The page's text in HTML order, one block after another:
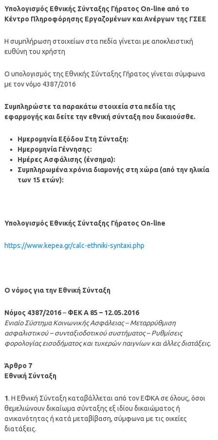
Υπολογισμός Εθνικής Σύνταξης Γήρατος On-line από το
Κέντρο Πληροφόρησης Εργαζομένων και Ανέργων της ΓΣΕΕ
Η συμπλήρωση στοιχείων στα πεδία γίνεται με αποκλειστική
ευθύνη του χρήστη
Ο υπολογισμός της Εθνικής Σύνταξης Γήρατος γίνεται σύμφωνα
με τον νόμο 4387/2016
Συμπληρώστε τα παρακάτω στοιχεία στα πεδία της
εφαρμογής και δείτε την εθνική σύνταξη που δικαιούσθε.
Ημερομηνία Εξόδου Στη Σύνταξη:
Ημερομηνία Γέννησης:
Ημέρες Ασφάλισης (ένσημα):
Συμπληρωμένα χρόνια διαμονής στη χώρα (από την ηλικία
των 15 ετών):
Υπολογισμός Εθνικής Σύνταξης Γήρατος On-line
https://www.kepea.gr/calc-ethniki-syntaxi.php
Ο νόμος για την Εθνική Σύνταξη
Νόμος 4387/2016– ΦΕΚ A 85 – 12.05.2016
Ενιαίο Σύστημα Κοινωνικής Ασφάλειας – Μεταρρύθμιση
ασφαλιστικού – συνταξιοδοτικού συστήματος – Ρυθμίσεις
φορολογίας εισοδήματος και τυχερών παιγνίων και άλλες διατάξεις.
Άρθρο 7
Εθνική Σύνταξη
1. Η Εθνική Σύνταξη καταβάλλεται από τον ΕΦΚΑ σε όλους, όσοι
θεμελιώνουν δικαίωμα σύνταξης εξ ιδίου δικαιώματος ή
ανικανότητας ή κατά μεταβίβαση, σύμφωνα με τις οικείες
διατάξεις.